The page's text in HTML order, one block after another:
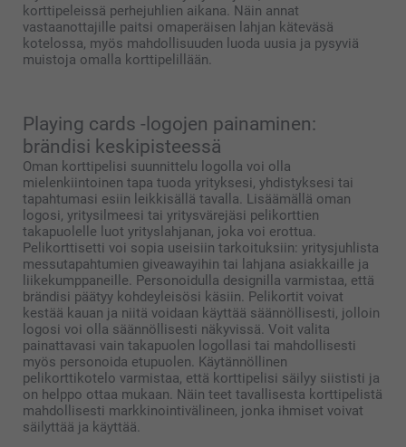
korttipeleissä perhejuhlien aikana. Näin annat
vastaanottajille paitsi omaperäisen lahjan käteväsä
kotelossa, myös mahdollisuuden luoda uusia ja pysyviä
muistoja omalla korttipelillään.
Playing cards -logojen painaminen:
brändisi keskipisteessä
Oman korttipelisi suunnittelu logolla voi olla
mielenkiintoinen tapa tuoda yrityksesi, yhdistyksesi tai
tapahtumasi esiin leikkisällä tavalla. Lisäämällä oman
logosi, yritysilmeesi tai yritysvärejäsi pelikorttien
takapuolelle luot yrityslahjanan, joka voi erottua.
Pelikorttisetti voi sopia useisiin tarkoituksiin: yritysjuhlista
messutapahtumien giveawayihin tai lahjana asiakkaille ja
liikekumppaneille. Personoidulla designilla varmistaa, että
brändisi päätyy kohdeyleisösi käsiin. Pelikortit voivat
kestää kauan ja niitä voidaan käyttää säännöllisesti, jolloin
logosi voi olla säännöllisesti näkyvissä. Voit valita
painattavasi vain takapuolen logollasi tai mahdollisesti
myös personoida etupuolen. Käytännöllinen
pelikorttikotelo varmistaa, että korttipelisi säilyy siististi ja
on helppo ottaa mukaan. Näin teet tavallisesta korttipelistä
mahdollisesti markkinointivälineen, jonka ihmiset voivat
säilyttää ja käyttää.